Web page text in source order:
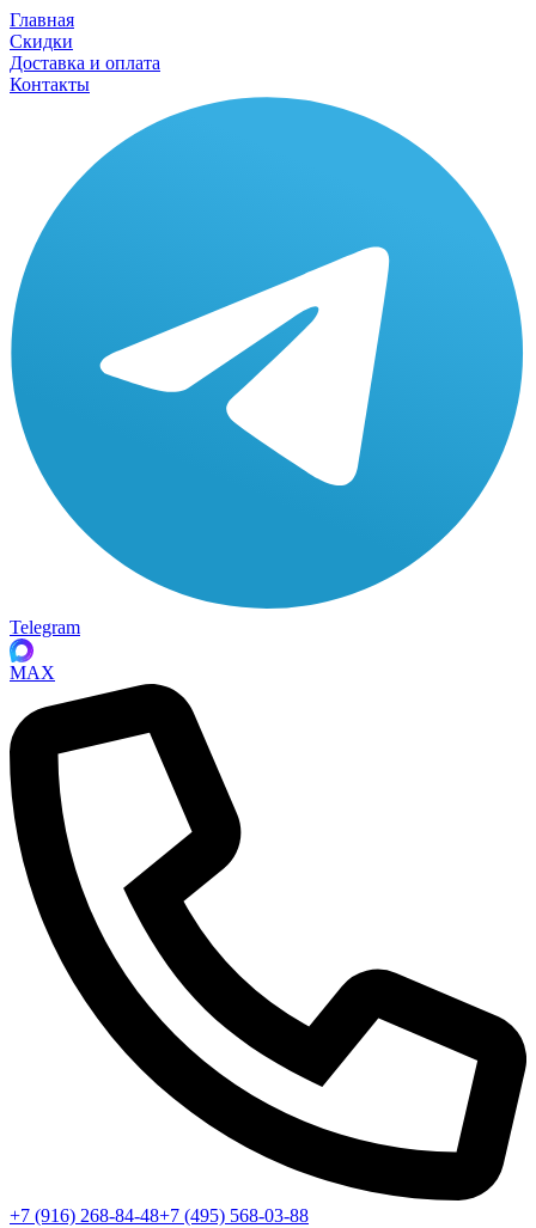
Главная
Скидки
Доставка и оплата
Контакты
Telegram
MAX
+7 (916) 268-84-48+7 (495) 568-03-88